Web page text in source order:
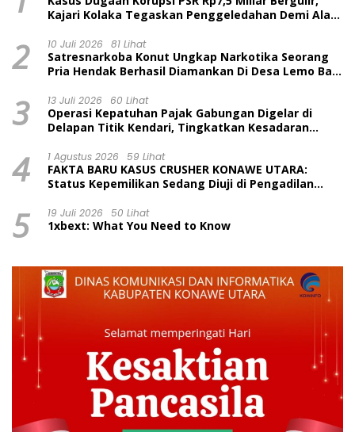
Kajari Kolaka Tegaskan Penggeledahan Demi Alat
2 10 Juli 2026 81 Lihat
Satresnarkoba Konut Ungkap Narkotika Seorang
Pria Hendak Berhasil Diamankan Di Desa Lemo Bajo
3 13 Juli 2026 60 Lihat
Operasi Kepatuhan Pajak Gabungan Digelar di
Delapan Titik Kendari, Tingkatkan Kesadaran
4 1 Agustus 2026 59 Lihat
FAKTA BARU KASUS CRUSHER KONAWE UTARA:
Status Kepemilikan Sedang Diuji di Pengadilan
Dinilai Prematur
5 19 Juli 2026 50 Lihat
1xbext: What You Need to Know